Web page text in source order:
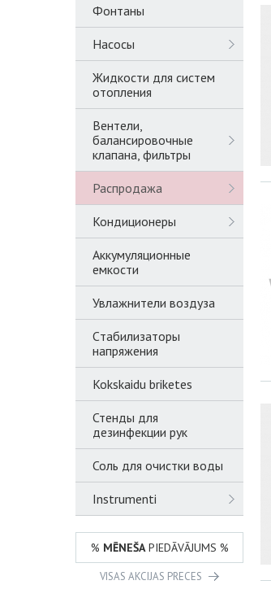
Фонтаны
Насосы
Жидкости для систем
отопления
Вентели,
балансировочные
клапана, фильтры
Распродажа
Кондиционеры
Аккумуляционные
емкости
Увлажнители воздуза
Cтабилизаторы
напряжения
Kokskaidu briketes
Стенды для
дезинфекции рук
Соль для очистки воды
Instrumenti
% MĒNEŠAPIEDĀVĀJUMS %
VISAS AKCIJAS PRECES